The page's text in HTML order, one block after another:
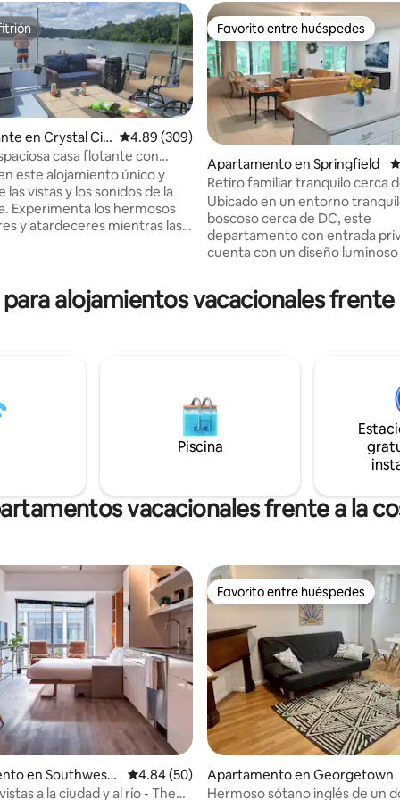
de 5, 102 reseñas
en Crystal Cit
Calificación promedio: 4.89 de 5, 309 reseñas
4.89 (309)
casa flotante con
gratuito
este alojamiento único y
las vistas y los sonidos de la
y atardeceres mientras las
la dirección
Reagan es de 15 minutos en
de bicicletas al final del
Favorito entre huéspedes
Favorito entre huéspedes
Apartamento en Springfield
Retiro familiar tranquilo cerca
aceptan mascotas
Ubicado en un entorno
boscoso cerca de DC, este
departamento con entrada
cuenta con un diseño
Sala de estar/comedor/cocina
chimenea, TV de 65", libros y
dormitorio con sofá cama doble
nido emergente, baño
combinación de ducha/
gigabit, escritorios, porche +
minutos del metro, a 20
a 5 minutos de Greenspring
alojamientos vacacionales
Piscina
vacacionales frente a la
en Southwest
Calificación promedio: 4.84 de 5, 50 reseñas
4.84 (50)
a la ciudad y al río - The
Favorito entre huéspedes
Favorito entre huéspedes
Apartamento en Georgetown
Hermoso sótano inglés de un